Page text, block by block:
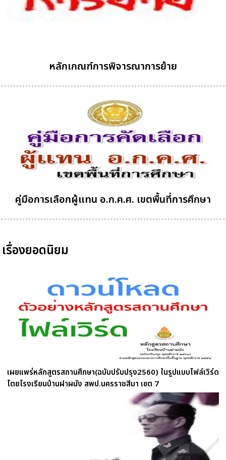
หลักเกณฑ์การพิจารณาการย้าย
คู่มือการเลือกผู้แทน อ.ก.ค.ศ. เขตพื้นที่การศึกษา
เรื่องยอดนิยม
เผยแพร่หลักสูตรสถานศึกษา(ฉบับปรับปรุง2560) ในรูปแบบไฟล์เวิร์ด
โดยโรงเรียนบ้านฝาผนัง สพป.นครราชสีมา เขต 7